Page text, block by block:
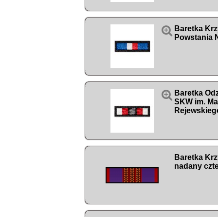
 Baretka
Powstania
 Baretka
SKW im.
Baretka
nadany